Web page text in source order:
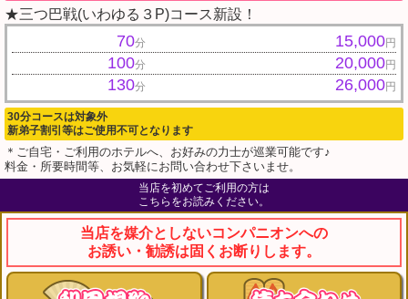
★三つ巴戦(いわゆる３P)コース新設！
70分 15,000円
100分 20,000円
130分 26,000円
30分コースは対象外
新弟子割引等はご使用不可となります
＊ご自宅・ご利用のホテルへ、お好みの力士が巡業可能です♪
料金・所要時間等、お気軽にお問い合わせ下さいませ。
当店を初めてご利用の方は
こちらをお読みください。
当店を媒介としないコンパニオンへの
お誘い・勧誘は固くお断りします。